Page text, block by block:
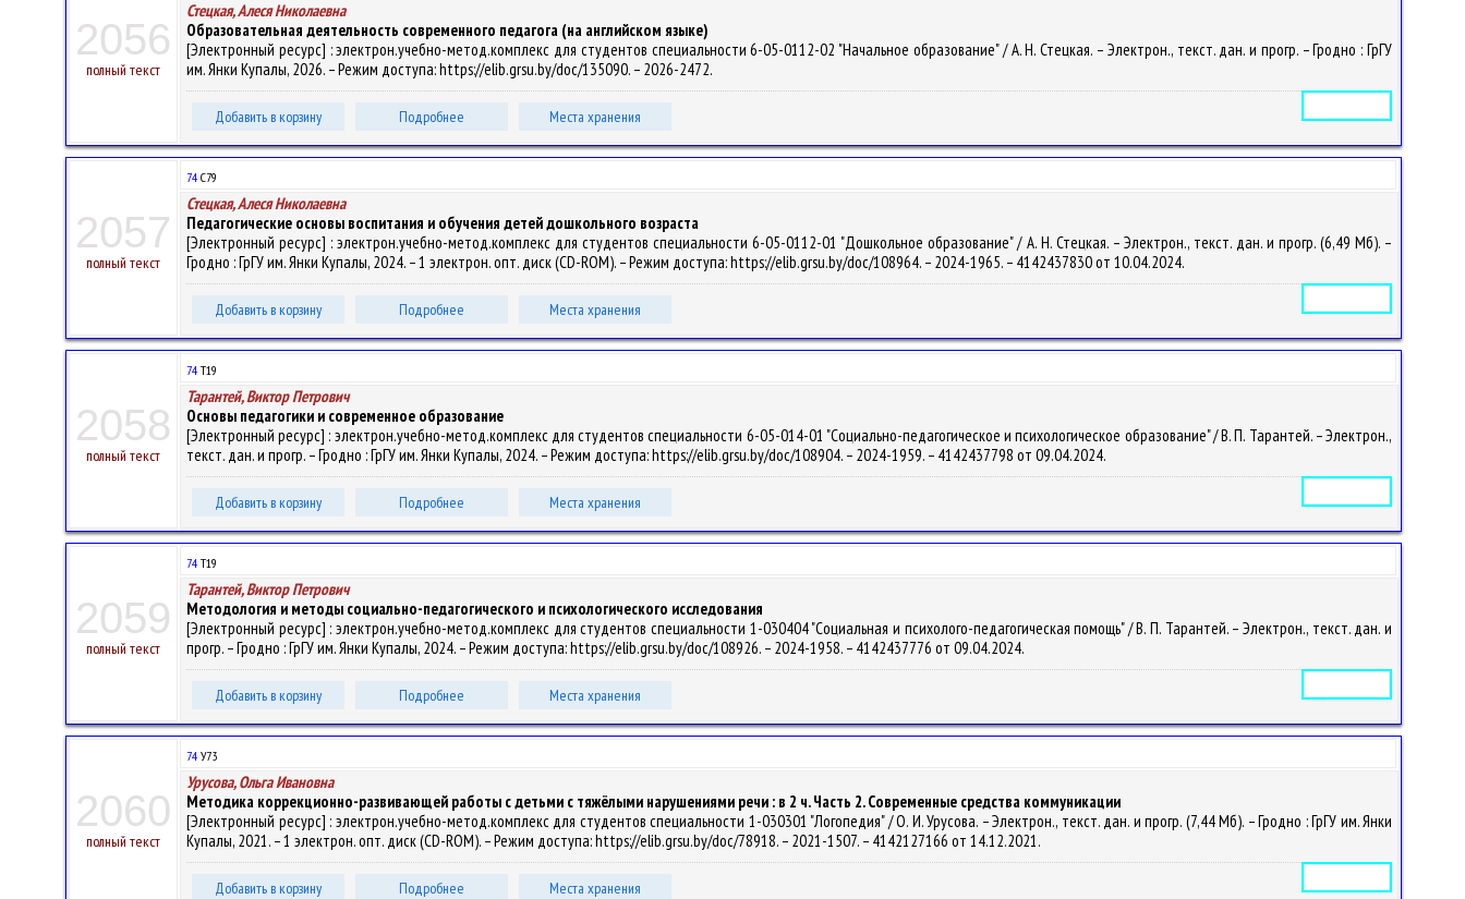
2056
полный текст
Стецкая, Алеся Николаевна
Образовательная деятельность современного педагога (на английском языке)
[Электронный ресурс] : электрон.учебно-метод.комплекс для студентов специальности 6-05-0112-02 "Начальное образование" / А. Н. Стецкая. – Электрон., текст. дан. и прогр. – Гродно : ГрГУ
им. Янки Купалы, 2026. – Режим доступа: https://elib.grsu.by/doc/135090. – 2026-2472.
Добавить в корзину Подробнее Места хранения
2057
полный текст
74 С79
Стецкая, Алеся Николаевна
Педагогические основы воспитания и обучения детей дошкольного возраста
[Электронный ресурс] : электрон.учебно-метод.комплекс для студентов специальности 6-05-0112-01 "Дошкольное образование" / А. Н. Стецкая. – Электрон., текст. дан. и прогр. (6,49 Мб). –
Гродно : ГрГУ им. Янки Купалы, 2024. – 1 электрон. опт. диск (CD-ROM). – Режим доступа: https://elib.grsu.by/doc/108964. – 2024-1965. – 4142437830 от 10.04.2024.
Добавить в корзину Подробнее Места хранения
2058
полный текст
74 Т19
Тарантей, Виктор Петрович
Основы педагогики и современное образование
[Электронный ресурс] : электрон.учебно-метод.комплекс для студентов специальности 6-05-014-01 "Социально-педагогическое и психологическое образование" / В. П. Тарантей. – Электрон.,
текст. дан. и прогр. – Гродно : ГрГУ им. Янки Купалы, 2024. – Режим доступа: https://elib.grsu.by/doc/108904. – 2024-1959. – 4142437798 от 09.04.2024.
Добавить в корзину Подробнее Места хранения
2059
полный текст
74 Т19
Тарантей, Виктор Петрович
Методология и методы социально-педагогического и психологического исследования
[Электронный ресурс] : электрон.учебно-метод.комплекс для студентов специальности 1-030404 "Социальная и психолого-педагогическая помощь" / В. П. Тарантей. – Электрон., текст. дан. и
прогр. – Гродно : ГрГУ им. Янки Купалы, 2024. – Режим доступа: https://elib.grsu.by/doc/108926. – 2024-1958. – 4142437776 от 09.04.2024.
Добавить в корзину Подробнее Места хранения
2060
полный текст
74 У73
Урусова, Ольга Ивановна
Методика коррекционно-развивающей работы с детьми с тяжёлыми нарушениями речи : в 2 ч. Часть 2. Современные средства коммуникации
[Электронный ресурс] : электрон.учебно-метод.комплекс для студентов специальности 1-030301 "Логопедия" / О. И. Урусова. – Электрон., текст. дан. и прогр. (7,44 Мб). – Гродно : ГрГУ им. Янки
Купалы, 2021. – 1 электрон. опт. диск (CD-ROM). – Режим доступа: https://elib.grsu.by/doc/78918. – 2021-1507. – 4142127166 от 14.12.2021.
Добавить в корзину Подробнее Места хранения